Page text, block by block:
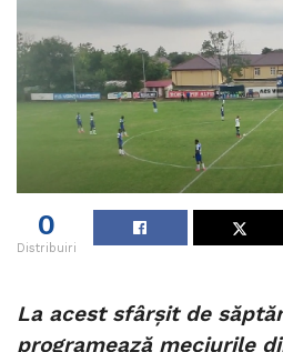
0
Distribuiri
La acest sfârșit de
programează meciurile